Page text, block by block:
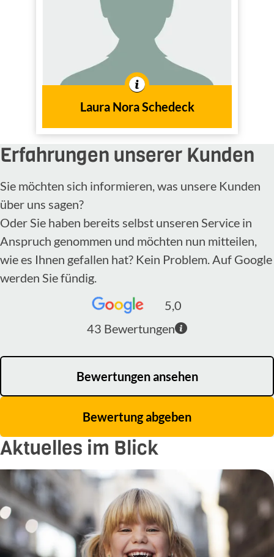
Laura Nora Schedeck
Tätig im
Innendienst
In der Branche tätig seit
dem Jahr
Erfahrungen unserer Kunden
Sie möchten sich informieren, was unsere Kunden
über uns sagen?
Oder Sie haben bereits selbst unseren Service in
Anspruch genommen und möchten nun mitteilen,
wie es Ihnen gefallen hat? Kein Problem. Auf Google
werden Sie fündig.
5,0
43 Bewertungen
Bewertungen ansehen
Bewertung abgeben
Aktuelles im Blick